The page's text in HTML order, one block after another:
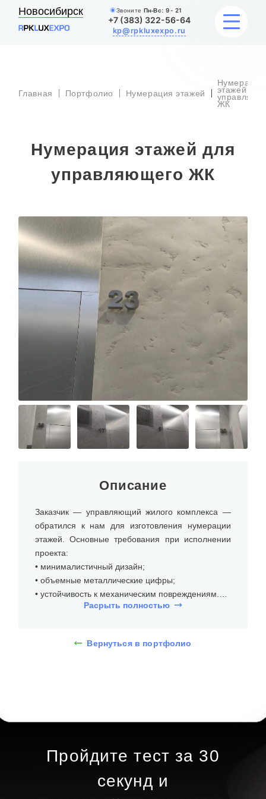
Новосибирск Звоните Пн-Вс: 9 - 21
+7 (383) 322-56-64
kp@rpkluxexpo.ru
УСЛУГИ
АКЦИИ
Главная Портфолио Нумерация этажей
Нумерация
этажей для
ЖК
Нумерация этажей для
управляющего ЖК
Описание
Заказчик — управляющий жилого комплекса —
обратился к нам для изготовления нумерации
этажей. Основные требования при исполнении
проекта:
• минималистичный дизайн;
• объемные металлические цифры;
• устойчивость к механическим повреждениям.
нумерации этажей. Объемные цифры для
несколько этапов. Основной материал —
Расрыть полностью
Вернуться в портфолио
Пройдите тест за 30
секунд и